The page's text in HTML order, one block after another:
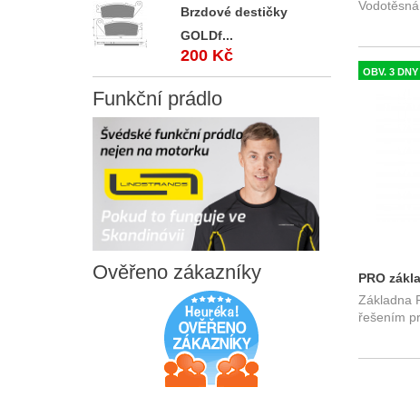
SW-
OBV. 3 DNY
PRO
Základna
řešením
Brzdové destičky
GOLDf...
200 Kč
Funkční prádlo
Ověřeno zákazníky